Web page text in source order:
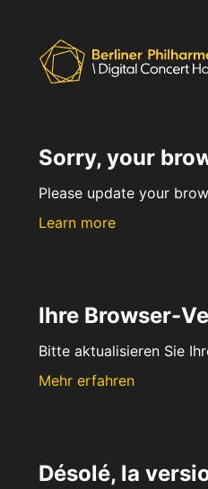
Sorry, your
Please update your
Learn more
Ihre Browser-
Bitte aktualisieren Sie
Mehr erfahren
Désolé, la